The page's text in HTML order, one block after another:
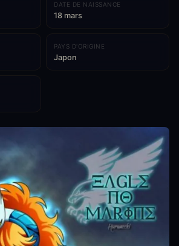
DATE DE NAISSANCE
18 mars
PAYS D'ORIGINE
Japon